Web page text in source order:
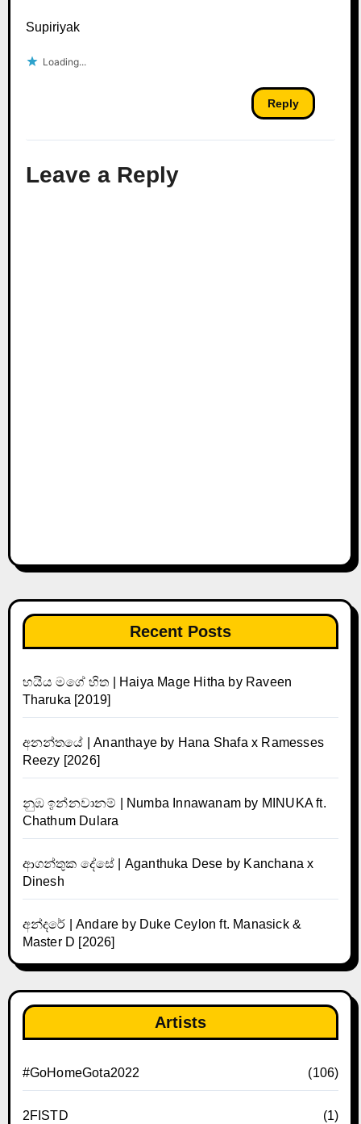
Supiriyak
Loading...
Reply
Leave a Reply
Recent Posts
හයිය මගේ හිත | Haiya Mage Hitha by Raveen
Tharuka [2019]
අනන්තයේ | Ananthaye by Hana Shafa x Ramesses
Reezy [2026]
නුඹ ඉන්නවානම් | Numba Innawanam by MINUKA ft.
Chathum Dulara
ආගන්තුක දේසේ | Aganthuka Dese by Kanchana x
Dinesh
අන්දරේ | Andare by Duke Ceylon ft. Manasick &
Master D [2026]
Artists
#GoHomeGota2022 (106)
2FISTD (1)